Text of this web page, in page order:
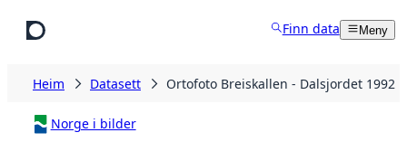
Finn data Meny
Heim Datasett Ortofoto Breiskallen - Dalsjordet 1992
Norge i bilder